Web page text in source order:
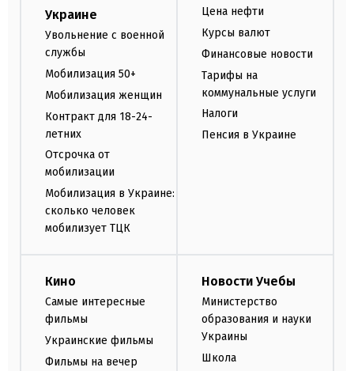
Украине
Увольнение с военной
службы
Мобилизация 50+
Мобилизация женщин
Контракт для 18-24-
летних
Отсрочка от
мобилизации
Мобилизация в Украине:
сколько человек
мобилизует ТЦК
Цена нефти
Курсы валют
Финансовые новости
Тарифы на
коммунальные услуги
Налоги
Пенсия в Украине
Кино
Самые интересные
фильмы
Украинские фильмы
Фильмы на вечер
Новости Учебы
Министерство
образования и науки
Украины
Школа